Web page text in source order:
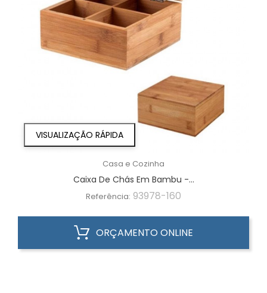
VISUALIZAÇÃO RÁPIDA
Casa e Cozinha
Caixa De Chás Em Bambu -...
Referência: 93978-160
ORÇAMENTO ONLINE